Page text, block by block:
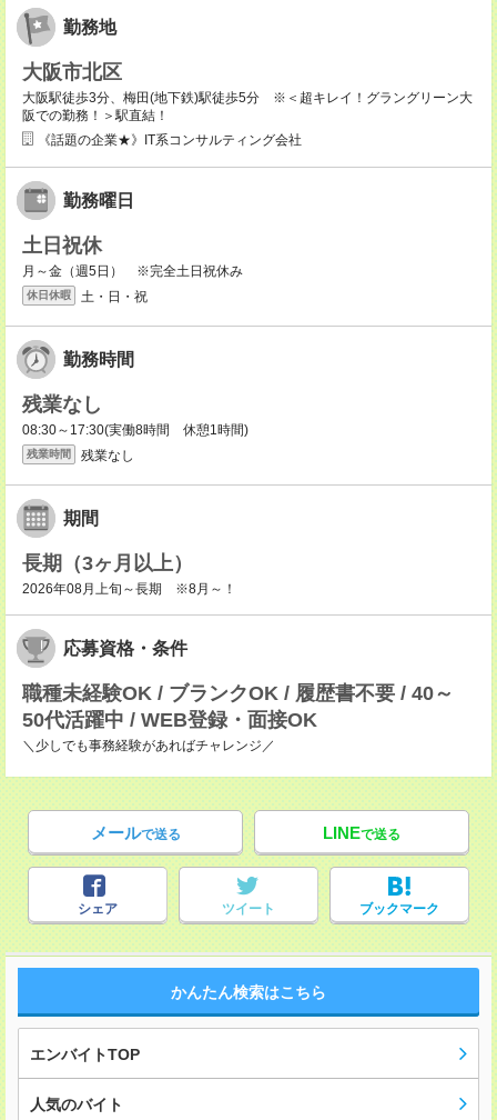
勤務地
大阪市北区
大阪駅徒歩3分、梅田(地下鉄)駅徒歩5分 ※＜超キレイ！グラングリーン大
阪での勤務！＞駅直結！
《話題の企業★》IT系コンサルティング会社
勤務曜日
土日祝休
月～金（週5日） ※完全土日祝休み
休日休暇 土・日・祝
勤務時間
残業なし
08:30～17:30(実働8時間 休憩1時間)
残業時間 残業なし
期間
長期（3ヶ月以上）
2026年08月上旬～長期 ※8月～！
応募資格・条件
職種未経験OK / ブランクOK / 履歴書不要 / 40～
50代活躍中 / WEB登録・面接OK
＼少しでも事務経験があればチャレンジ／
メールで送る LINEで送る
シェア ツイート ブックマーク
かんたん検索はこちら
エンバイトTOP
人気のバイト